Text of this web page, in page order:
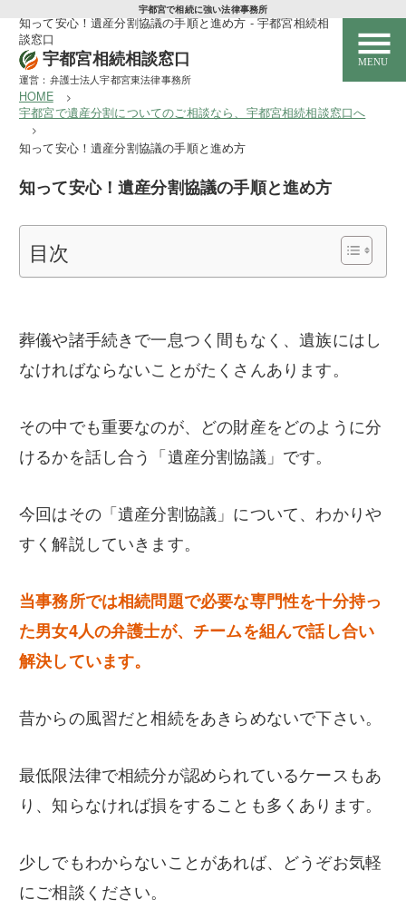
宇都宮で相続に強い法律事務所
知って安心！遺産分割協議の手順と進め方 - 宇都宮相続相
談窓口
宇都宮相続相談窓口
運営：弁護士法人宇都宮東法律事務所
サービス紹介
遺産分割
遺言書作成
不動産相続
弁護士紹介
弁護士費用
事務所概要/アクセス
HOME
宇都宮で遺産分割についてのご相談なら、宇都宮相続相談窓口へ
知って安心！遺産分割協議の手順と進め方
知って安心！遺産分割協議の手順と進め方
目次
葬儀や諸手続きで一息つく間もなく、遺族にはし
なければならないことがたくさんあります。
その中でも重要なのが、どの財産をどのように分
けるかを話し合う「遺産分割協議」です。
今回はその「遺産分割協議」について、わかりや
すく解説していきます。
当事務所では相続問題で必要な専門性を十分持っ
た男女4人の弁護士が、チームを組んで話し合い
解決しています。
昔からの風習だと相続をあきらめないで下さい。
最低限法律で相続分が認められているケースもあ
り、知らなければ損をすることも多くあります。
少しでもわからないことがあれば、どうぞお気軽
にご相談ください。